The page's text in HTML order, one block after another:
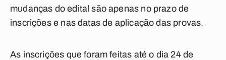
mudanças do edital são apenas no prazo de
inscrições e nas datas de aplicação das provas.
As inscrições que foram feitas até o dia 24 de